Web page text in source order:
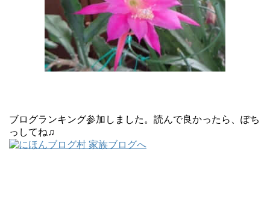
ブログランキング参加しました。読んで良かったら、ぽち
っしてね♫